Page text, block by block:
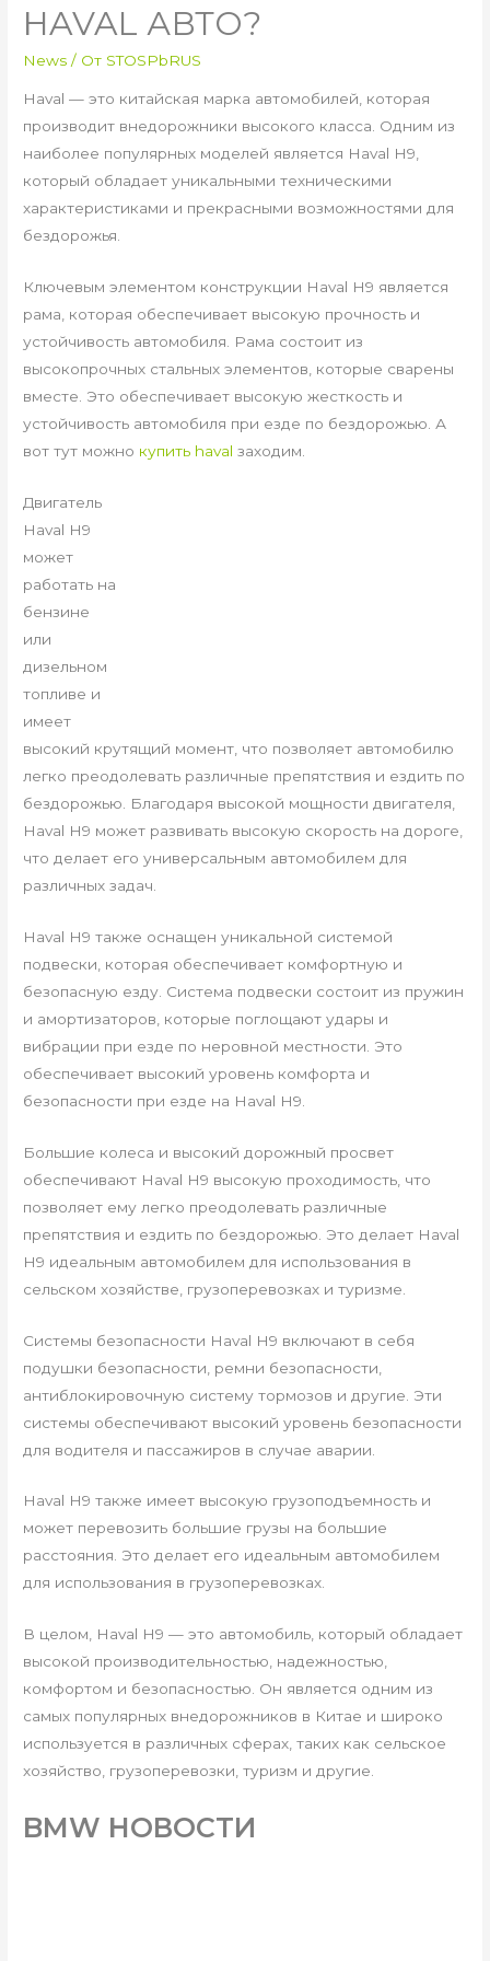
HAVAL АВТО?
News / От STOSPbRUS
Haval — это китайская марка автомобилей, которая
производит внедорожники высокого класса. Одним из
наиболее популярных моделей является Haval H9,
который обладает уникальными техническими
характеристиками и прекрасными возможностями для
бездорожья.
Ключевым элементом конструкции Haval H9 является
рама, которая обеспечивает высокую прочность и
устойчивость автомобиля. Рама состоит из
высокопрочных стальных элементов, которые сварены
вместе. Это обеспечивает высокую жесткость и
устойчивость автомобиля при езде по бездорожью. А
вот тут можно купить haval заходим.
Двигатель
Haval H9
может
работать на
бензине
или
дизельном
топливе и
имеет
высокий крутящий момент, что позволяет автомобилю
легко преодолевать различные препятствия и ездить по
бездорожью. Благодаря высокой мощности двигателя,
Haval H9 может развивать высокую скорость на дороге,
что делает его универсальным автомобилем для
различных задач.
Haval H9 также оснащен уникальной системой
подвески, которая обеспечивает комфортную и
безопасную езду. Система подвески состоит из пружин
и амортизаторов, которые поглощают удары и
вибрации при езде по неровной местности. Это
обеспечивает высокий уровень комфорта и
безопасности при езде на Haval H9.
Большие колеса и высокий дорожный просвет
обеспечивают Haval H9 высокую проходимость, что
позволяет ему легко преодолевать различные
препятствия и ездить по бездорожью. Это делает Haval
H9 идеальным автомобилем для использования в
сельском хозяйстве, грузоперевозках и туризме.
Системы безопасности Haval H9 включают в себя
подушки безопасности, ремни безопасности,
антиблокировочную систему тормозов и другие. Эти
системы обеспечивают высокий уровень безопасности
для водителя и пассажиров в случае аварии.
Haval H9 также имеет высокую грузоподъемность и
может перевозить большие грузы на большие
расстояния. Это делает его идеальным автомобилем
для использования в грузоперевозках.
В целом, Haval H9 — это автомобиль, который обладает
высокой производительностью, надежностью,
комфортом и безопасностью. Он является одним из
самых популярных внедорожников в Китае и широко
используется в различных сферах, таких как сельское
хозяйство, грузоперевозки, туризм и другие.
BMW НОВОСТИ